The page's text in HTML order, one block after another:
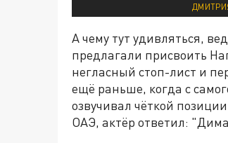
А чему тут удивляться,
предлагали присвоить
негласный стоп-лист и
ещё раньше, когда с
озвучивал чёткой
ОАЭ, актёр ответил: